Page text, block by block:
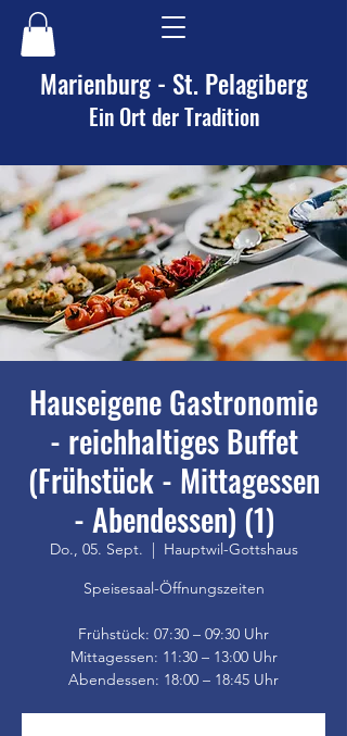
Marienburg - St. Pelagiberg
Ein Ort der Tradition
Hauseigene Gastronomie
- reichhaltiges Buffet
(Frühstück - Mittagessen
- Abendessen) (1)
Do., 05. Sept.
  |
Hauptwil-Gottshaus
Speisesaal-Öffnungszeiten
Frühstück: 07:30 – 09:30 Uhr
Mittagessen: 11:30 – 13:00 Uhr